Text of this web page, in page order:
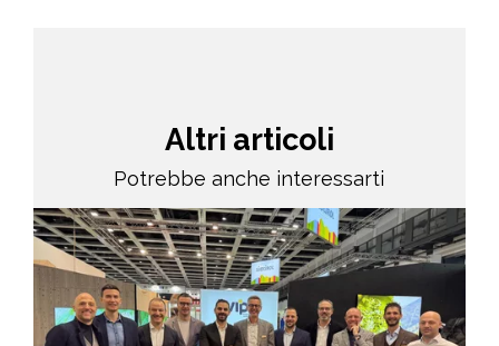
Altri articoli
Potrebbe anche interessarti